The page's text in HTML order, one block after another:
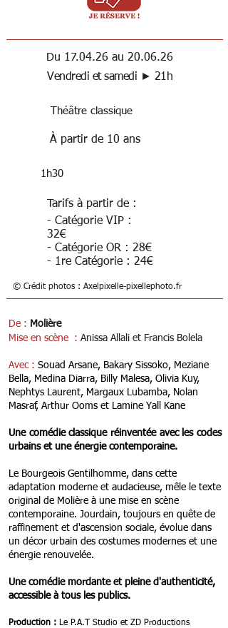
Du 17.04.26 au 20.06.26
Vendredi et samedi ► 21h
Théâtre classique
À partir de 10 ans
1h30
Tarifs à partir de :
- Catégorie VIP :
32€
- Catégorie OR : 28€
- 1re Catégorie : 24€
© Crédit photos : Axelpixelle-pixellephoto.fr
De : Molière
Mise en scène : Anissa Allali et Francis Bolela
Avec : Souad Arsane, Bakary Sissoko, Meziane
Bella, Medina Diarra, Billy Malesa, Olivia Kuy,
Nephtys Laurent, Margaux Lubamba, Nolan
Masraf, Arthur Ooms et Lamine Yall Kane
Une comédie classique réinventée avec les codes
urbains et une énergie contemporaine.
Le Bourgeois Gentilhomme, dans cette
adaptation moderne et audacieuse, mêle le texte
original de Molière à une mise en scène
contemporaine. Jourdain, toujours en quête de
raffinement et d'ascension sociale, évolue dans
un décor urbain des costumes modernes et une
énergie renouvelée.
Une comédie mordante et pleine d'authenticité,
accessible à tous les publics.
Production : Le P.A.T Studio et ZD Productions